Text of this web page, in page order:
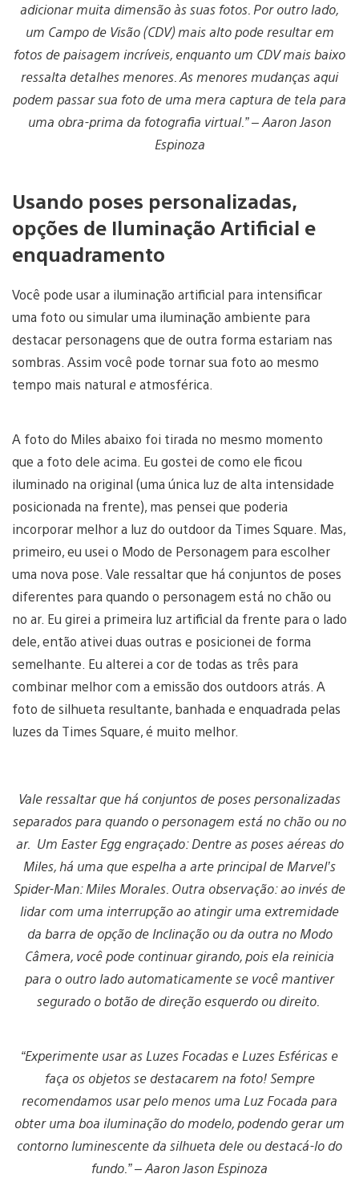
adicionar muita dimensão às suas fotos. Por outro lado,
um Campo de Visão (CDV) mais alto pode resultar em
fotos de paisagem incríveis, enquanto um CDV mais baixo
ressalta detalhes menores. As menores mudanças aqui
podem passar sua foto de uma mera captura de tela para
uma obra-prima da fotografia virtual.” – Aaron Jason
Espinoza
Usando poses personalizadas,
opções de Iluminação Artificial e
enquadramento
Você pode usar a iluminação artificial para intensificar
uma foto ou simular uma iluminação ambiente para
destacar personagens que de outra forma estariam nas
sombras. Assim você pode tornar sua foto ao mesmo
tempo mais natural eatmosférica.
A foto do Miles abaixo foi tirada no mesmo momento
que a foto dele acima. Eu gostei de como ele ficou
iluminado na original (uma única luz de alta intensidade
posicionada na frente), mas pensei que poderia
incorporar melhor a luz do outdoor da Times Square. Mas,
primeiro, eu usei o Modo de Personagem para escolher
uma nova pose. Vale ressaltar que há conjuntos de poses
diferentes para quando o personagem está no chão ou
no ar. Eu girei a primeira luz artificial da frente para o lado
dele, então ativei duas outras e posicionei de forma
semelhante. Eu alterei a cor de todas as três para
combinar melhor com a emissão dos outdoors atrás. A
foto de silhueta resultante, banhada e enquadrada pelas
luzes da Times Square, é muito melhor.
Vale ressaltar que há conjuntos de poses personalizadas
separados para quando o personagem está no chão ou no
ar. Um Easter Egg engraçado: Dentre as poses aéreas do
Miles, há uma que espelha a arte principal de Marvel’s
Spider-Man: Miles Morales. Outra observação: ao invés de
lidar com uma interrupção ao atingir uma extremidade
da barra de opção de Inclinação ou da outra no Modo
Câmera, você pode continuar girando, pois ela reinicia
para o outro lado automaticamente se você mantiver
segurado o botão de direção esquerdo ou direito.
“Experimente usar as Luzes Focadas e Luzes Esféricas e
faça os objetos se destacarem na foto! Sempre
recomendamos usar pelo menos uma Luz Focada para
obter uma boa iluminação do modelo, podendo gerar um
contorno luminescente da silhueta dele ou destacá-lo do
fundo.” – Aaron Jason Espinoza